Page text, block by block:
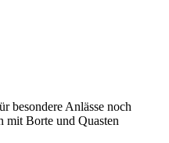
besondere Anlässe noch
mit Borte und Quasten